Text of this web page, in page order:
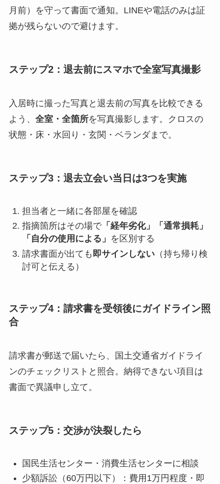
月前）を守って書面で通知。LINEや電話のみは証
拠が残らないので避けます。
ステップ2：退去前にスマホで全室写真撮影
入居時に撮った写真と退去前の写真を比較できる
よう、 全室・全箇所を写真撮影します。クロスの
状態・床・水回り・玄関・ベランダまで。
ステップ3：退去立会い当日は3つを実施
担当者と一緒に各部屋を確認
指摘箇所はその場で「経年劣化」「通常損耗」
「自分の使用による」 を区別する
請求書面が出ても 即サインしない（持ち帰り検
討可と伝える）
ステップ4：請求書を受領後にガイドライン照
合
請求書が郵送で届いたら、国土交通省ガイドライ
ンのチェックリストと照合。納得できない項目は
書面で異議申し立て。
ステップ5：交渉が決裂したら
国民生活センター・消費生活センターに相談
少額訴訟（60万円以下）：費用1万円程度・即